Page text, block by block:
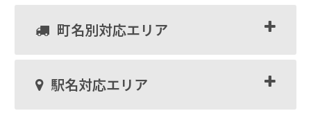
町名別対応エリア
駅名対応エリア